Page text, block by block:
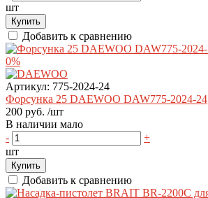
шт
Купить
Добавить к сравнению
0%
Артикул: 775-2024-24
Форсунка 25 DAEWOO DAW775-2024-24
200 руб. /шт
В наличии мало
-
+
шт
Купить
Добавить к сравнению